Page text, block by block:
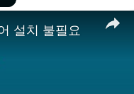
설치 불필요